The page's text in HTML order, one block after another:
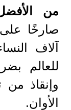
من
صارخًا على
آلاف
للعالم
وإنقاذ
الأوان.